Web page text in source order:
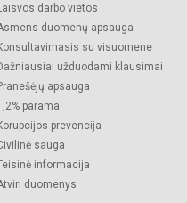
darbo vietos
duomenų apsauga
su visuomene
užduodami klausimai
apsauga
parama
prevencija
sauga
informacija
duomenys